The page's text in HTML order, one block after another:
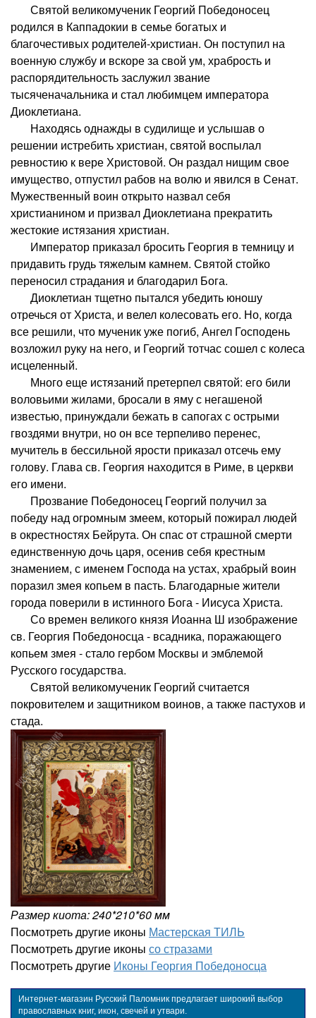
Святой великомученик Георгий Победоносец
родился в Каппадокии в семье богатых и
благочестивых родителей-христиан. Он поступил на
военную службу и вскоре за свой ум, храбрость и
распорядительность заслужил звание
тысяченачальника и стал любимцем императора
Диоклетиана.
Находясь однажды в судилище и услышав о
решении истребить христиан, святой воспылал
ревностию к вере Христовой. Он раздал нищим свое
имущество, отпустил рабов на волю и явился в Сенат.
Мужественный воин открыто назвал себя
христианином и призвал Диоклетиана прекратить
жестокие истязания христиан.
Император приказал бросить Георгия в темницу и
придавить грудь тяжелым камнем. Святой стойко
переносил страдания и благодарил Бога.
Диоклетиан тщетно пытался убедить юношу
отречься от Христа, и велел колесовать его. Но, когда
все решили, что мученик уже погиб, Ангел Господень
возложил руку на него, и Георгий тотчас сошел с колеса
исцеленный.
Много еще истязаний претерпел святой: его били
воловьими жилами, бросали в яму с негашеной
известью, принуждали бежать в сапогах с острыми
гвоздями внутри, но он все терпеливо перенес,
мучитель в бессильной ярости приказал отсечь ему
голову. Глава св. Георгия находится в Риме, в церкви
его имени.
Прозвание Победоносец Георгий получил за
победу над огромным змеем, который пожирал людей
в окрестностях Бейрута. Он спас от страшной смерти
единственную дочь царя, осенив себя крестным
знамением, с именем Господа на устах, храбрый воин
поразил змея копьем в пасть. Благодарные жители
города поверили в истинного Бога - Иисуса Христа.
Со времен великого князя Иоанна Ш изображение
св. Георгия Победоносца - всадника, поражающего
копьем змея - стало гербом Москвы и эмблемой
Русского государства.
Святой великомученик Георгий считается
покровителем и защитником воинов, а также пастухов и
стада.
Размер киота: 240*210*60 мм
Посмотреть другие иконы Мастерская ТИЛЬ
Посмотреть другие иконы со стразами
Посмотреть другие Иконы Георгия Победоносца
Интернет-магазин Русский Паломник предлагает широкий выбор
православных книг, икон, свечей и утвари.